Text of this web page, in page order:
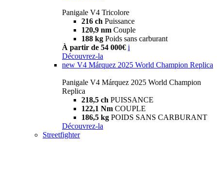
Panigale V4 Tricolore
216 ch Puissance
120,9 nm Couple
188 kg Poids sans carburant
À partir de 54 000€ i
Découvrez-la
new V4 Márquez 2025 World Champion Replica
Panigale V4 Márquez 2025 World Champion
Replica
218,5 ch PUISSANCE
122,1 Nm COUPLE
186,5 kg POIDS SANS CARBURANT
Découvrez-la
Streetfighter